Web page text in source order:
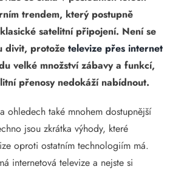
trendem, který postupně
satelitní připojení. Není se
divit, protože televize přes internet
velké množství zábavy a funkcí,
přenosy nedokáží nabídnout.
ohledech také mnohem dostupnější
jsou zkrátka výhody, které
oproti ostatním technologiím má.
internetová televize a nejste si